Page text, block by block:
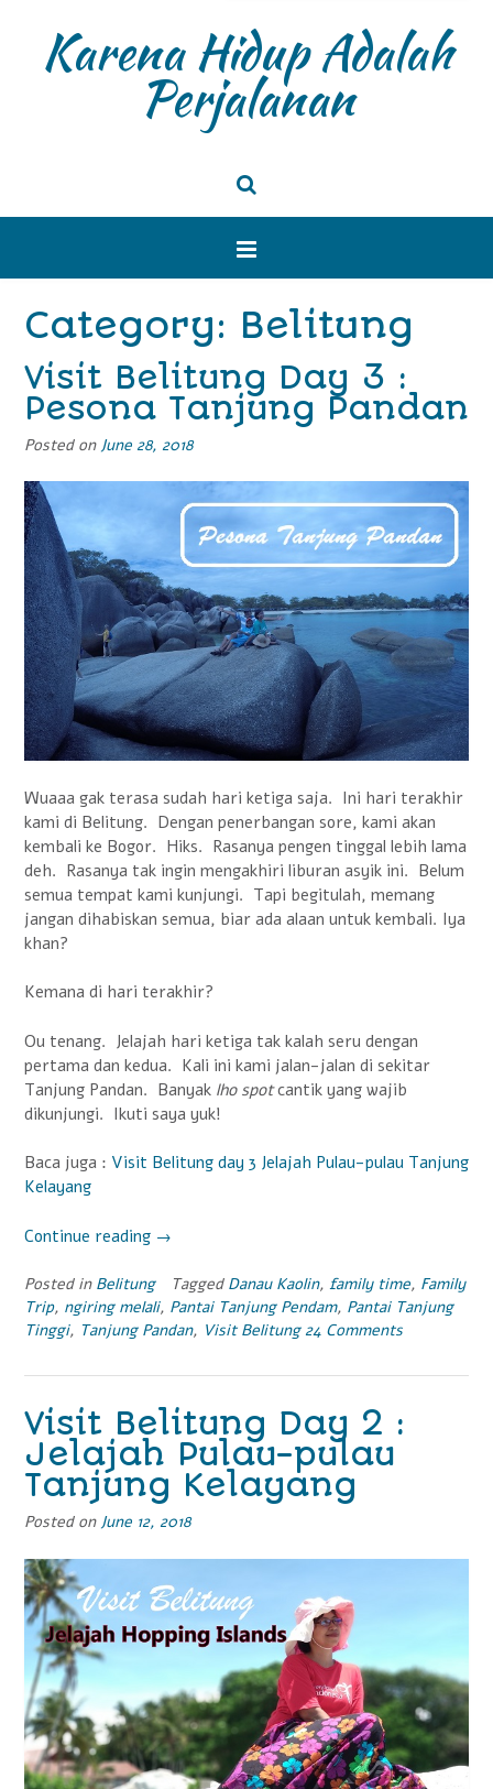
Karena Hidup Adalah
Perjalanan
Category: Belitung
Visit Belitung Day 3 :
Pesona Tanjung Pandan
Posted on June 28, 2018
Wuaaa gak terasa sudah hari ketiga saja. Ini hari terakhir
kami di Belitung. Dengan penerbangan sore, kami akan
kembali ke Bogor. Hiks. Rasanya pengen tinggal lebih lama
deh. Rasanya tak ingin mengakhiri liburan asyik ini. Belum
semua tempat kami kunjungi. Tapi begitulah, memang
jangan dihabiskan semua, biar ada alaan untuk kembali. Iya
khan?
Kemana di hari terakhir?
Ou tenang. Jelajah hari ketiga tak kalah seru dengan
pertama dan kedua. Kali ini kami jalan-jalan di sekitar
Tanjung Pandan. Banyak lho spotcantik yang wajib
dikunjungi. Ikuti saya yuk!
Baca juga : Visit Belitung day 3 Jelajah Pulau-pulau Tanjung
Kelayang
Continue reading “Visit
Day
3
:
Tanjung
Pandan”
→
Posted in Belitung Tagged Danau Kaolin, family time, Family
Trip, ngiring melali, Pantai Tanjung Pendam, Pantai Tanjung
Tinggi, Tanjung Pandan, Visit Belitung 24 Comments
Visit Belitung Day 2 :
Jelajah Pulau-pulau
Tanjung Kelayang
Posted onJune 12, 2018